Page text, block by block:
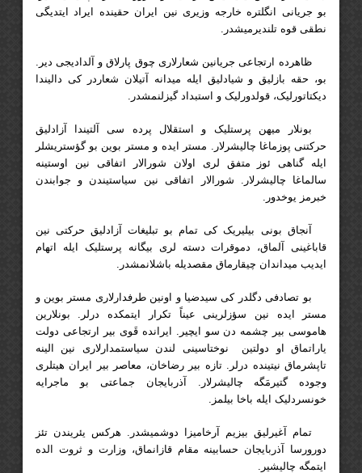
بو جریانی انگلتره خارجه وزیری نین ایران حقینده ایراد ایتدیگی
نطقی قوه تلندیرمیشدر.
ظاهرده ارتجاعی جریانین شعارلاری چوق پارلاق و آلدادیجی دیر.
بو، حقه بازلیق و شیادلیق ایله میدانه آتیلان شعاردر کی دالیندا
دیکتاتورلیک، قولدورلیک و استبداد گیزلنمشدر.
بونلار میهن پرستلیک و استقلال پرده سی آلتیندا آزادلیق
حرکتنی پوزماغا چالیشرلار. مستر ایده و مستر بوین بو گؤستریشلر
ایله گناهی ئوز متفق لری اولان شورالار اتفاقی نین اوستینه
سالماغا چالیشرلار. شورالار اتفاقی نین سیاستیندن و جوابندن
خبرمز یوخدور.
آنجاق بونی بیلیریک کی تمام بو تبلیغات آزادلیق حرکتی نین
قاباغینی آلماق، دموقرات دسته لری بیگانه پرستلیک ایله اتهام
ایدیب میداندان چیقارماق مقصدیله باشلانمشدر.
بو تصادفی دگلدر کی سیدضیا و اونین طرفدارلاری مستر بوین و
مستر ایده نین سؤزلرینی عیناً تکرار ایتمکده درلر. بونلارین
هاموسی بیر چشمه دن سو ایچیر. ایرانده قَوی بیر ارتجاعی دولت
یاراتماق او دولتین نوختاسینی لندن سیاستمدارلاری نین الینه
تاپشرماق نیتینده درلر. تازه بیر رضاخان، معاصر بیر ایران هیتلری
وجوده گتیرمَگه چالیشرلار. آذربایجان جماعتی بو ماجرایه
خونسردلیک ایله باخا بیلمز.
تمام آغیرلیق بیزیم آرخامیزا دوشمیشدر. هرکس یئریندن تئز
دورورسا آذربایجان حسابینه مقام قازانماق، وزارت و ثروت الده
ایتمگه چالیشیر.